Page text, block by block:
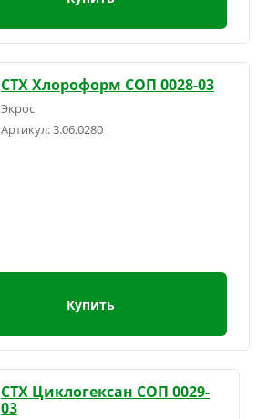
СТХ Хлороформ СОП 0028-03
Экрос
Артикул:3.06.0280
Купить
СТХ Циклогексан СОП 0029-
03